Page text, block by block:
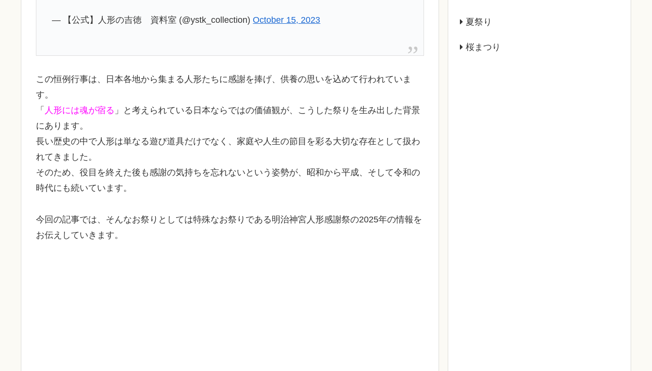
— 【公式】人形の吉徳 資料室 (@ystk_collection)October 15, 2023
この恒例行事は、日本各地から集まる人形たちに感謝を捧げ、供養の思いを込めて行われていま
す。
「 人形には魂が宿る 」と考えられている日本ならではの価値観が、こうした祭りを生み出した背景
にあります。
長い歴史の中で人形は単なる遊び道具だけでなく、家庭や人生の節目を彩る大切な存在として扱わ
れてきました。
そのため、役目を終えた後も感謝の気持ちを忘れないという姿勢が、昭和から平成、そして令和の
時代にも続いています。
今回の記事では、そんなお祭りとしては特殊なお祭りである明治神宮人形感謝祭の2025年の情報を
お伝えしていきます。
夏祭り
桜まつり